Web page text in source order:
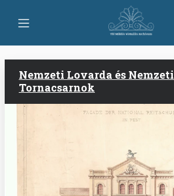
tartalomra
Nemzeti Lovarda és Nemzeti
Tornacsarnok